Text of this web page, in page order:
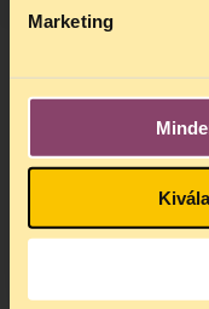
Marketing